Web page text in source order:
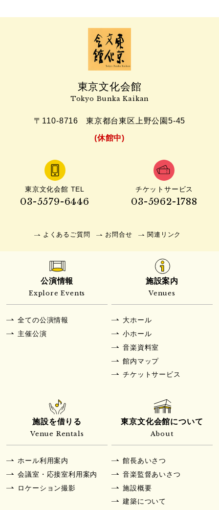
東京文化会館
Tokyo Bunka Kaikan
〒110-8716 東京都台東区上野公園5-45
(休館中)
東京文化会館 TEL
03-5579-6446
チケットサービス
03-5962-1788
よくあるご質問 お問合せ 関連リンク
公演情報
Explore Events
全ての公演情報
主催公演
施設案内
Venues
大ホール
小ホール
音楽資料室
館内マップ
チケットサービス
施設を借りる
Venue Rentals
ホール利用案内
会議室・応接室利用案内
ロケーション撮影
東京文化会館について
About
館長あいさつ
音楽監督あいさつ
施設概要
建築について